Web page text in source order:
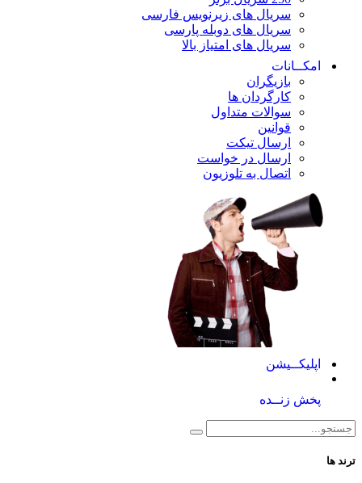
سریال های زیرنویس فارسی
سریال های دوبله پارسی
سریال های امتیاز بالا
کارگردان ها
سوالات متداول
ارسال تیکت
ارسال در خواست
اتصال به تلوزیون
زنــده